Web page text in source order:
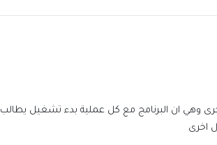
ان البرنامج مع كل عملية بدء تشغيل يطالب
اخرى